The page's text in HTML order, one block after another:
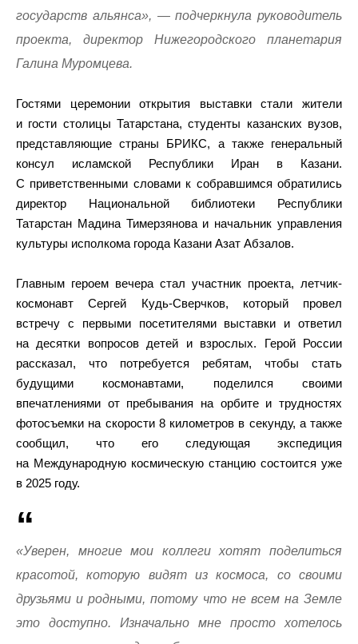
государств альянса», — подчеркнула руководитель
проекта, директор Нижегородского планетария
Галина Муромцева.
Гостями церемонии открытия выставки стали жители
и гости столицы Татарстана, студенты казанских вузов,
представляющие страны БРИКС, а также генеральный
консул исламской Республики Иран в Казани.
С приветственными словами к собравшимся обратились
директор Национальной библиотеки Республики
Татарстан Мадина Тимерзянова и начальник управления
культуры исполкома города Казани Азат Абзалов.
Главным героем вечера стал участник проекта, летчик-
космонавт Сергей Кудь-Сверчков, который провел
встречу с первыми посетителями выставки и ответил
на десятки вопросов детей и взрослых. Герой России
рассказал, что потребуется ребятам, чтобы стать
будущими космонавтами, поделился своими
впечатлениями от пребывания на орбите и трудностях
фотосъемки на скорости 8 километров в секунду, а также
сообщил, что его следующая экспедиция
на Международную космическую станцию состоится уже
в 2025 году.
«Уверен, многие мои коллеги хотят поделиться
красотой, которую видят из космоса, со своими
друзьями и родными, потому что не всем на Земле
это доступно. Изначально мне просто хотелось